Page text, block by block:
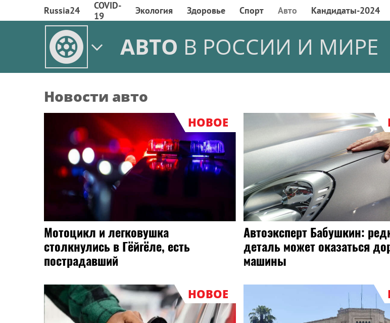
Russia24
COVID-
19
Экология Здоровье Спорт Авто Кандидаты-2024
АВТО В РОССИИ И МИРЕ
Новости авто
НОВОЕ
Автоэксперт Ерицян: песок и камни
могут повредить кузов машины
летом
Движение затруднено в
го километра МКАД из-за
грузовика
НОВОЕ